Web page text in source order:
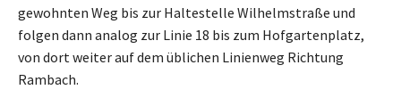
gewohnten Weg bis zur Haltestelle Wilhelmstraße und
folgen dann analog zur Linie 18 bis zum Hofgartenplatz,
von dort weiter auf dem üblichen Linienweg Richtung
Rambach.